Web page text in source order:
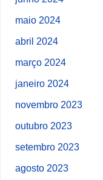
maio 2024
abril 2024
março 2024
janeiro 2024
novembro 2023
outubro 2023
setembro 2023
agosto 2023